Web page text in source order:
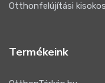
Otthonfelújítási kisokos
Termékeink